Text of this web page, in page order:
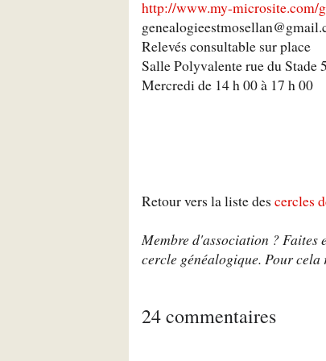
http://www.my-microsite.com/
Relevés consultable sur place
Salle Polyvalente rue du
Mercredi de 14 h 00 à 17 h 00
Retour vers la liste des cercles
Membre d'association ? Faites
cercle généalogique. Pour
24 commentaires